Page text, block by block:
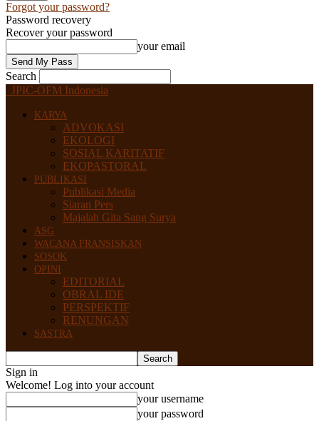
Forgot your password?
Password recovery
Recover your password
your email
Search
JPIC-OFM Indonesia
KARYA
ADVOKASI
EKOLOGI
SOSIAL KARITATIF
EKOPASTORAL
PUBLIKASI
Publikasi Media
Siaran Pers
Majalah Gita Sang Surya
ASG
WACANA FRANSISKAN
SOSOK
OPINI
EDITORIAL
OBRAL IDE
PERSPEKTIF
RENUNGAN
SASTRA
Sign in
Welcome! Log into your account
your username
your password